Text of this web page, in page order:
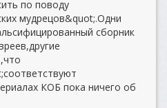
по поводу
мудрецов&quot;.Одни
сборник
КОБ пока ничего об